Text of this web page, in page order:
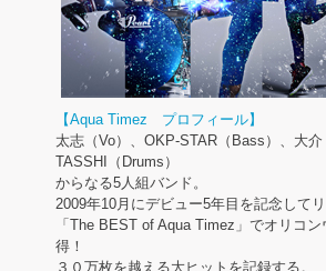
【Aqua Timez プロフィール】
太志（Vo）、OKP-STAR（Bass）、大
TASSHI（Drums）
からなる5人組バンド。
2009年10月にデビュー5年目を記念して
「The BEST of Aqua Timez」でオリコ
得！
３０万枚を越える大ヒットを記録する。